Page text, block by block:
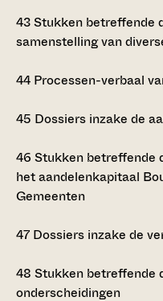
43Stukken betreffende
samenstelling van
44 Processen-verbaal
45 Dossiers inzake de
46 Stukken betreffende
het aandelenkapitaal
Gemeenten
47 Dossiers inzake de
48 Stukken betreffende
onderscheidingen